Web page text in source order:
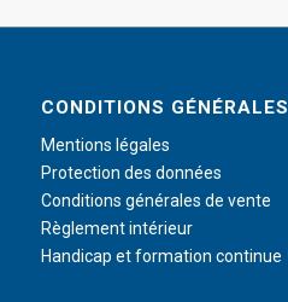
CONDITIONS GÉNÉRALES
Mentions légales
Protection des données
Conditions générales de vente
Règlement intérieur
Handicap et formation continue